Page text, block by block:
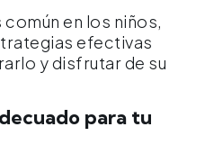
en los niños,
efectivas
y disfrutar de su
para tu